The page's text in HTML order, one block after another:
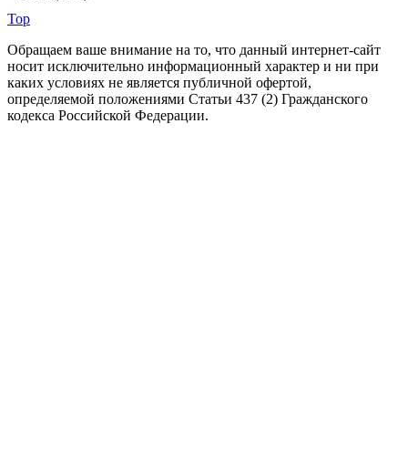
Top
Обращаем ваше внимание на то, что данный интернет-сайт
носит исключительно информационный характер и ни при
каких условиях не является публичной офертой,
определяемой положениями Статьи 437 (2) Гражданского
кодекса Российской Федерации.